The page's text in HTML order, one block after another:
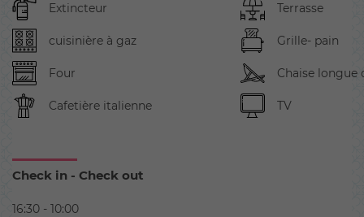
Extincteur
cuisinière à gaz
Four
Cafetière italienne
Terrasse
Grille- pain
Chaise longue
TV
Check in - Check out
16:30 - 10:00